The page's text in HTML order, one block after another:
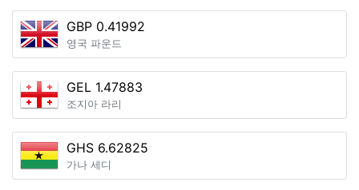
GBP 0.41992
영국 파운드
GEL 1.47883
조지아 라리
GHS 6.62825
가나 세디